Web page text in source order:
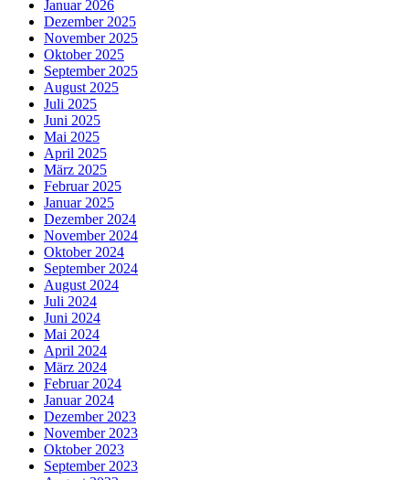
Januar 2026
Dezember 2025
November 2025
Oktober 2025
September 2025
August 2025
Juli 2025
Juni 2025
Mai 2025
April 2025
März 2025
Februar 2025
Januar 2025
Dezember 2024
November 2024
Oktober 2024
September 2024
August 2024
Juli 2024
Juni 2024
Mai 2024
April 2024
März 2024
Februar 2024
Januar 2024
Dezember 2023
November 2023
Oktober 2023
September 2023